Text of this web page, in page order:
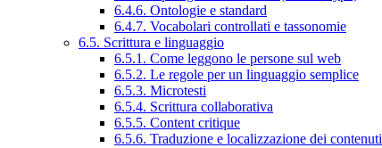
6.4.6. Ontologie e standard
6.4.7. Vocabolari controllati e tassonomie
6.5. Scrittura e linguaggio
6.5.1. Come leggono le persone sul web
6.5.2. Le regole per un linguaggio semplice
6.5.3. Microtesti
6.5.4. Scrittura collaborativa
6.5.5. Content critique
6.5.6. Traduzione e localizzazione dei contenuti